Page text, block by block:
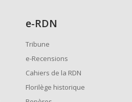
e-RDN
Tribune
e-Recensions
Cahiers de la RDN
Florilège historique